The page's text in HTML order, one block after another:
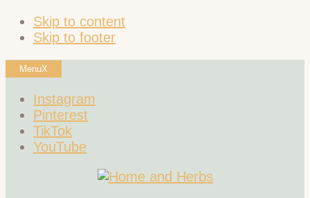
Skip to content
Skip to footer
MenuX
Instagram
Pinterest
TikTok
YouTube